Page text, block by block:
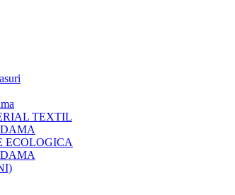
TEXTIL
ECOLOGICA